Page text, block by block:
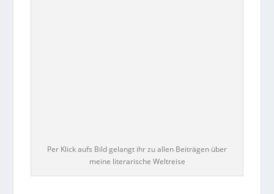
Per Klick aufs Bild gelangt ihr zu allen Beiträgen über
meine literarische Weltreise